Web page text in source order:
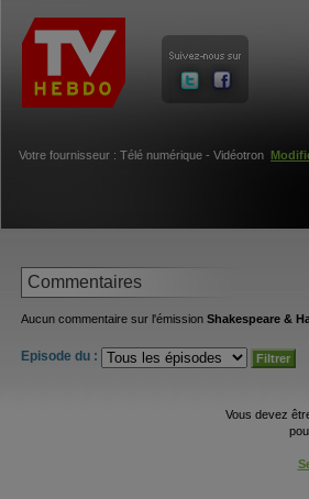
Votre fournisseur : Télé numérique - Vidéotron
Commentaires
Aucun commentaire sur l'émission Shakespeare &
Episode du :
Vous devez